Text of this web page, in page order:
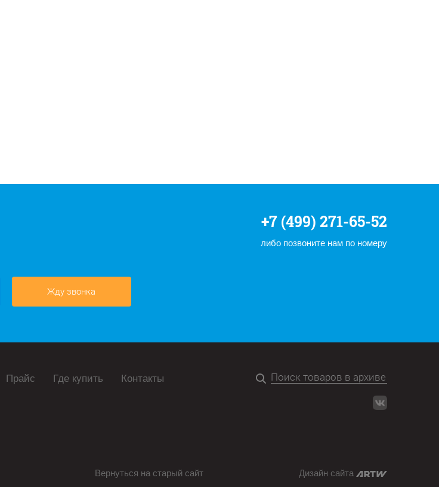
+7 (499) 271-65-52
либо позвоните нам по номеру
Жду звонка
Прайс Где купить Контакты
Вернуться на старый сайт Дизайн сайта